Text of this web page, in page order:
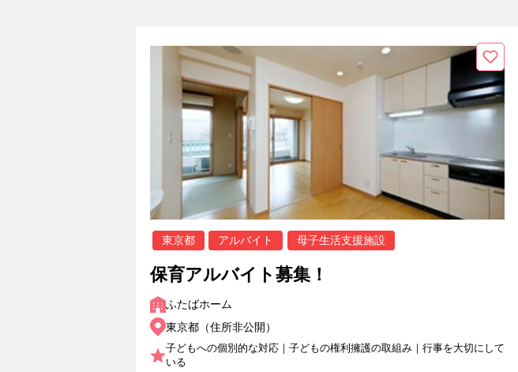
東京都 アルバイト 母子生活支援施設
保育アルバイト募集！
ふたばホーム
東京都（住所非公開）
子どもへの個別的な対応｜子どもの権利擁護の取組み｜行事を大切にして
いる